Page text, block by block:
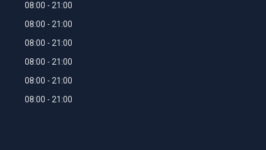
08:00
21:00
08:00
21:00
08:00
21:00
08:00
21:00
08:00
21:00
08:00 21:00